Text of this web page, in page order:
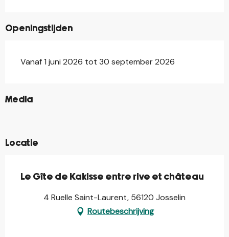
Openingstijden
Vanaf 1 juni 2026 tot 30 september 2026
Media
©
©
Locatie
Le Gîte de Kakisse entre rive et château
4 Ruelle Saint-Laurent, 56120 Josselin
Routebeschrijving